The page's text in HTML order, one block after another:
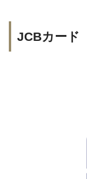
JCBカード